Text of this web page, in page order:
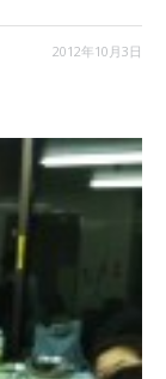
2012年10月3日